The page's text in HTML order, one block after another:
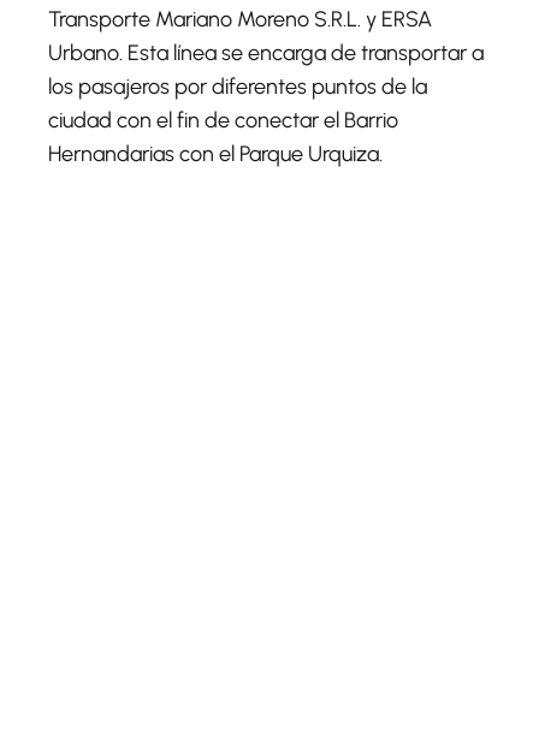
Transporte Mariano Moreno S.R.L. y ERSA
Urbano. Esta línea se encarga de transportar a
los pasajeros por diferentes puntos de la
ciudad con el fin de conectar el Barrio
Hernandarias con el Parque Urquiza.